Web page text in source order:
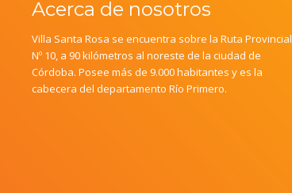
Acerca de nosotros
Villa Santa Rosa se encuentra sobre la Ruta Provincial
Nº 10, a 90 kilómetros al noreste de la ciudad de
Córdoba. Posee más de 9.000 habitantes y es la
cabecera del departamento Río Primero.